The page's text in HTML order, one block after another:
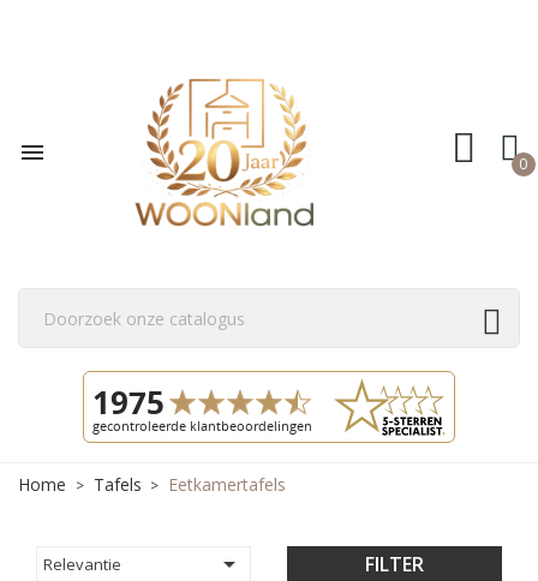
 0
Home Tafels Eetkamertafels
Relevantie  FILTER